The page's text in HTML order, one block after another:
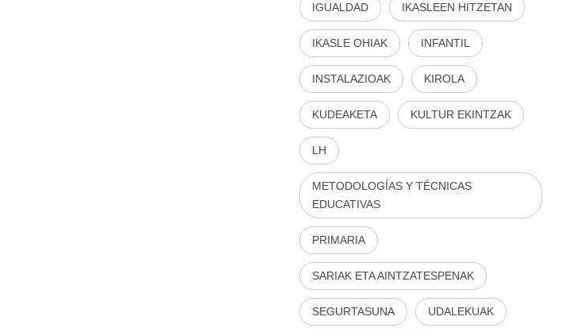
IGUALDAD IKASLEEN HITZETAN
IKASLE OHIAK INFANTIL
INSTALAZIOAK KIROLA
KUDEAKETA KULTUR EKINTZAK
LH
METODOLOGÍAS Y TÉCNICAS
EDUCATIVAS
PRIMARIA
SARIAK ETA AINTZATESPENAK
SEGURTASUNA UDALEKUAK